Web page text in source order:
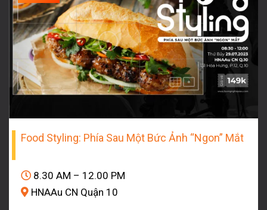
Food Styling: Phía Sau Một Bức Ảnh “Ngon” Mắt
8.30 AM – 12.00 PM
HNAAu CN Quận 10